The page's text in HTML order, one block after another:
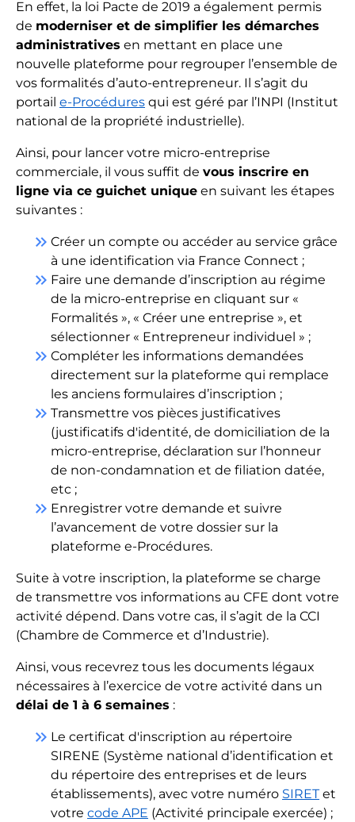
En effet, la loi Pacte de 2019 a également permis
de moderniser et de simplifier les démarches
administratives en mettant en place une
nouvelle plateforme pour regrouper l’ensemble de
vos formalités d’auto-entrepreneur. Il s’agit du
portail e-Procédures qui est géré par l’INPI (Institut
national de la propriété industrielle).
Ainsi, pour lancer votre micro-entreprise
commerciale, il vous suffit de vous inscrire en
ligne via ce guichet unique en suivant les étapes
suivantes :
keyboard_double_arrow_right Créer un compte ou accéder au service grâce
à une identification via France Connect ;
keyboard_double_arrow_right Faire une demande d’inscription au régime
de la micro-entreprise en cliquant sur «
Formalités », « Créer une entreprise », et
sélectionner « Entrepreneur individuel » ;
keyboard_double_arrow_right Compléter les informations demandées
directement sur la plateforme qui remplace
les anciens formulaires d’inscription ;
keyboard_double_arrow_right Transmettre vos pièces justificatives
(justificatifs d'identité, de domiciliation de la
micro-entreprise, déclaration sur l’honneur
de non-condamnation et de filiation datée,
etc ;
keyboard_double_arrow_right Enregistrer votre demande et suivre
l’avancement de votre dossier sur la
plateforme e-Procédures.
Suite à votre inscription, la plateforme se charge
de transmettre vos informations au CFE dont votre
activité dépend. Dans votre cas, il s’agit de la CCI
(Chambre de Commerce et d’Industrie).
Ainsi, vous recevrez tous les documents légaux
nécessaires à l’exercice de votre activité dans un
délai de 1 à 6 semaines :
keyboard_double_arrow_right Le certificat d'inscription au répertoire
SIRENE (Système national d’identification et
du répertoire des entreprises et de leurs
établissements), avec votre numéro SIRETet
votre code APE (Activité principale exercée) ;